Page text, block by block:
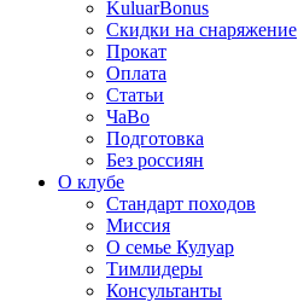
KuluarBonus
Скидки на снаряжение
Прокат
Оплата
Статьи
ЧаВо
Подготовка
Без россиян
О клубе
Стандарт походов
Миссия
О семье Кулуар
Тимлидеры
Консультанты